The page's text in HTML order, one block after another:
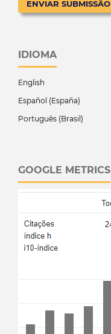
ENVIAR SUBMISSÃO
IDIOMA
English
Español (España)
Português (Brasil)
GOOGLE METRICS